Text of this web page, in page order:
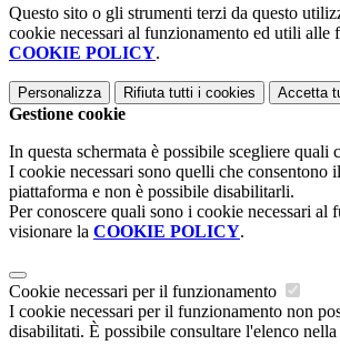
Questo sito o gli strumenti terzi da questo
cookie necessari al funzionamento ed utili alle
COOKIE POLICY.
Personalizza Rifiuta tutti i cookies Accetta
Gestione cookie
In questa schermata è possibile scegliere quali
I cookie necessari sono quelli che consentono
piattaforma e non è possibile disabilitarli.
Per conoscere quali sono i cookie necessari al
visionare la COOKIE POLICY.
Cookie necessari per il funzionamento
I cookie necessari per il funzionamento non
disabilitati. È possibile consultare l'elenco